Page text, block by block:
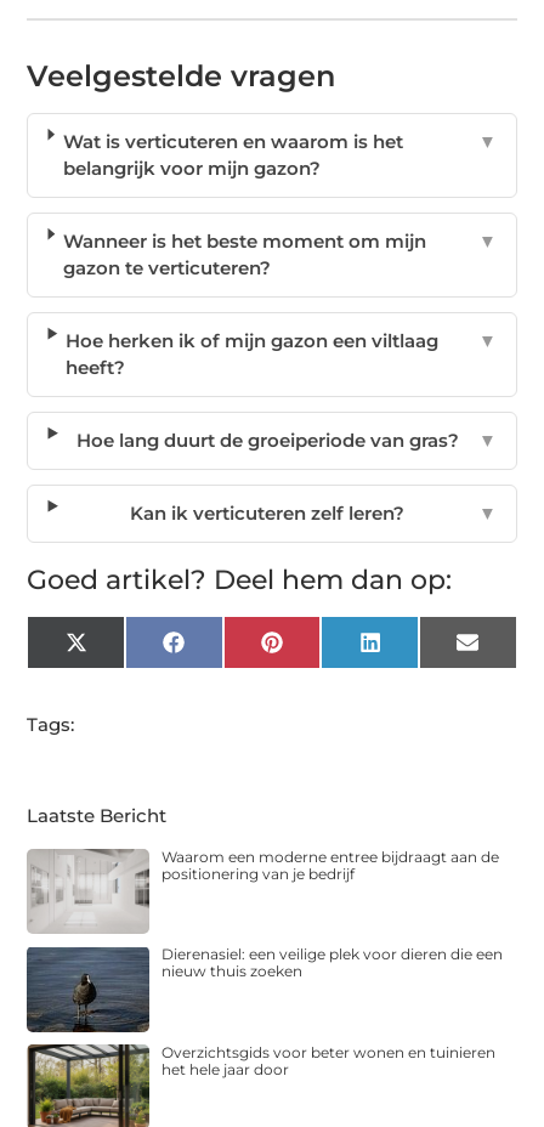
Veelgestelde vragen
Wat is verticuteren en waarom is het
belangrijk voor mijn gazon?
▼
Wanneer is het beste moment om mijn
gazon te verticuteren?
▼
Hoe herken ik of mijn gazon een viltlaag
heeft?
▼
Hoe lang duurt de groeiperiode van gras? ▼
Kan ik verticuteren zelf leren? ▼
Goed artikel? Deel hem dan op:
X
(Twitter)
FacebookPinterest LinkedIn Email
Tags:
Laatste Bericht
Waarom een moderne entree bijdraagt aan de
positionering van je bedrijf
Dierenasiel: een veilige plek voor dieren die een
nieuw thuis zoeken
Overzichtsgids voor beter wonen en tuinieren
het hele jaar door